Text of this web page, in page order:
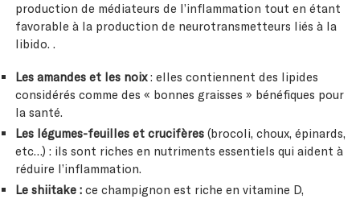
production de médiateurs de l’inflammation tout en étant
favorable à la production de neurotransmetteurs liés à la
libido. .
Les amandes et les noix: elles contiennent des lipides
considérés comme des « bonnes graisses » bénéfiques pour
la santé.
Les légumes-feuilles et crucifères(brocoli, choux, épinards,
etc…) : ils sont riches en nutriments essentiels qui aident à
réduire l’inflammation.
Le shiitake :ce champignon est riche en vitamine D,